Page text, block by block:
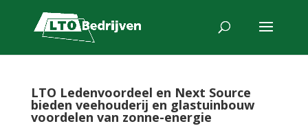
LTO Ledenvoordeel en Next Source
bieden veehouderij en glastuinbouw
voordelen van zonne-energie